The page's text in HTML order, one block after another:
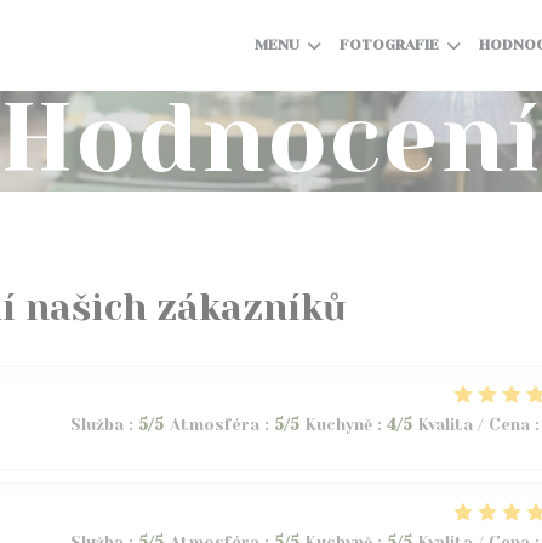
MENU FOTOGRAFIE
Hodnocení
našich zákazníků
Služba: 5/5 Atmosféra: 5/5 Kuchyně: 4/5 Kvalita / Cena: